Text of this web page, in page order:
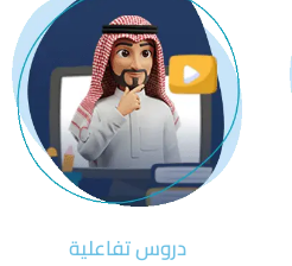
دروس تفاعلية